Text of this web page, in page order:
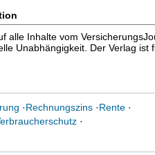
alle Inhalte vom
Unabhängigkeit. Der Verlag ist
·Rechnungszins·Rente·
·